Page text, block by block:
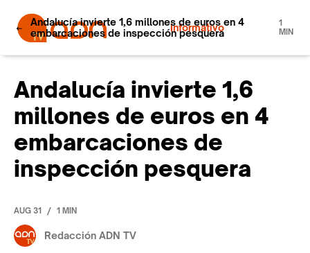
Informativo
Andalucía invierte 1,6 millones de euros en 4
embarcaciones de inspección pesquera
1
MIN
Andalucía invierte 1,6
millones de euros en 4
embarcaciones de
inspección pesquera
AUG 31 / 1 MIN
Redacción ADN TV